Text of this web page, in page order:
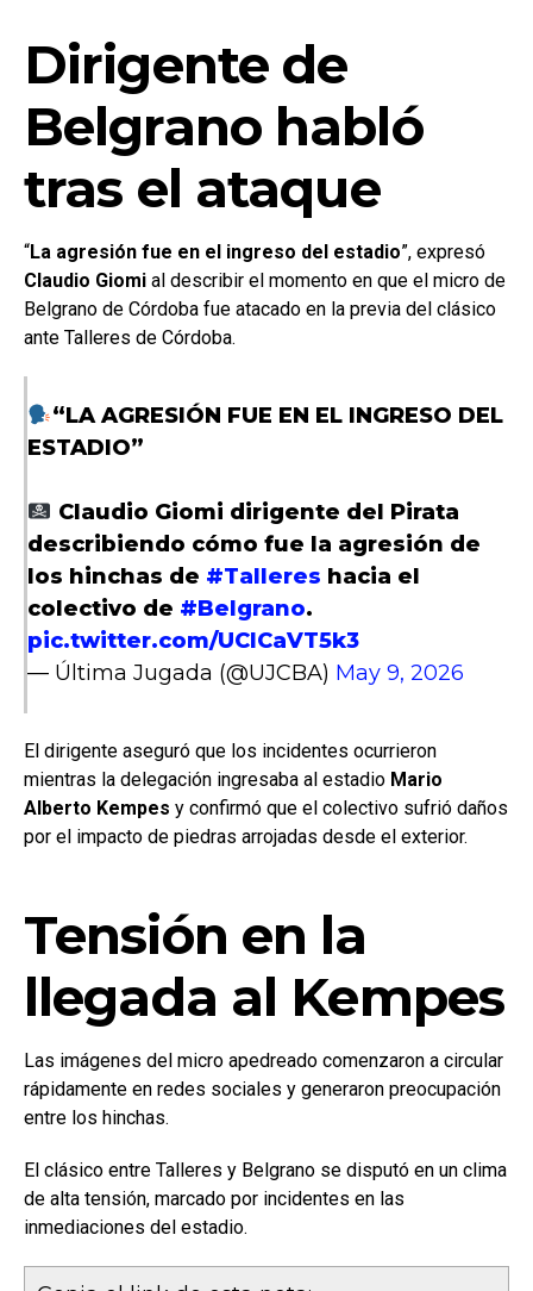
Dirigente de
Belgrano habló
tras el ataque
“La agresión fue en el ingreso del estadio”, expresó
Claudio Giomi al describir el momento en que el micro de
Belgrano de Córdoba fue atacado en la previa del clásico
ante Talleres de Córdoba.
“LA AGRESIÓN FUE EN EL INGRESO DEL
ESTADIO”
Claudio Giomi dirigente del Pirata
describiendo cómo fue la agresión de
los hinchas de #Talleres hacia el
colectivo de #Belgrano.
pic.twitter.com/UCICaVT5k3
— Última Jugada (@UJCBA) May 9, 2026
El dirigente aseguró que los incidentes ocurrieron
mientras la delegación ingresaba al estadio Mario
Alberto Kempes y confirmó que el colectivo sufrió daños
por el impacto de piedras arrojadas desde el exterior.
Tensión en la
llegada al Kempes
Las imágenes del micro apedreado comenzaron a circular
rápidamente en redes sociales y generaron preocupación
entre los hinchas.
El clásico entre Talleres y Belgrano se disputó en un clima
de alta tensión, marcado por incidentes en las
inmediaciones del estadio.